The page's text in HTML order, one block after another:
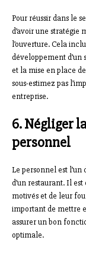
Pour réussir dans le
d’avoir une stratégie
l’ouverture. Cela
développement d’un
et la mise en place
sous-estimez pas
entreprise.
6. Négliger
personnel
Le personnel est
d’un restaurant. Il
motivés et de leur
important de mettre
assurer un bon
optimale.